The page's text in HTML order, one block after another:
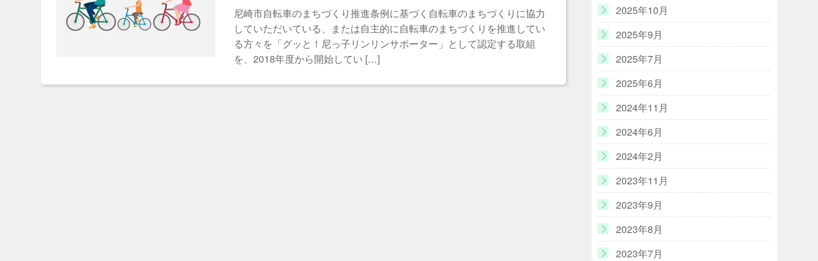
尼崎市自転車のまちづくり推進条例に基づく自転車のまちづくりに協力
していただいている、または自主的に自転車のまちづくりを推進してい
る方々を「グッと！尼っ子リンリンサポーター」として認定する取組
を、2018年度から開始してい […]
2025年10月
2025年9月
2025年7月
2025年6月
2024年11月
2024年6月
2024年2月
2023年11月
2023年9月
2023年8月
2023年7月